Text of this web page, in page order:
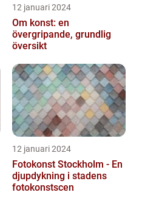
12 januari 2024
Om konst: en
övergripande, grundlig
översikt
12 januari 2024
Fotokonst Stockholm - En
djupdykning i stadens
fotokonstscen